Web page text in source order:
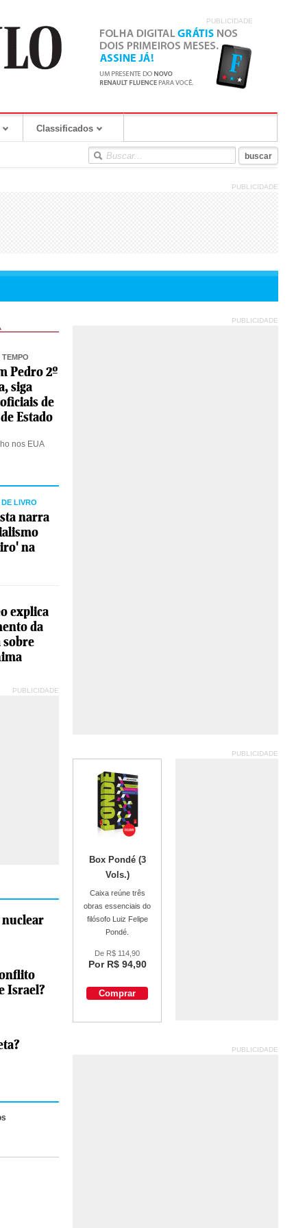
PUBLICIDADE
Classificados
PUBLICIDADE
Pedro 2º
siga
de
Estado
nos EUA
LIVRO
narra
na
explica
da
sobre
PUBLICIDADE
nuclear
Israel?
PUBLICIDADE
Box Pondé (3
Vols.)
Caixa reúne três
obras essenciais do
filósofo Luiz Felipe
Pondé.
De R$ 114,90
Por R$ 94,90
Comprar
PUBLICIDADE
PUBLICIDADE